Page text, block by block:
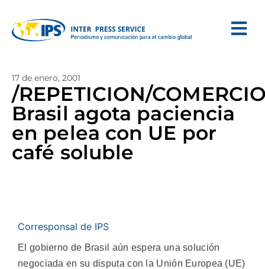
17 de enero, 2001
/REPETICION/
Brasil agota paciencia
en pelea con UE por
café soluble
Corresponsal de IPS
El gobierno de Brasil aún espera una solución
negociada en su disputa con la Unión Europea (UE)